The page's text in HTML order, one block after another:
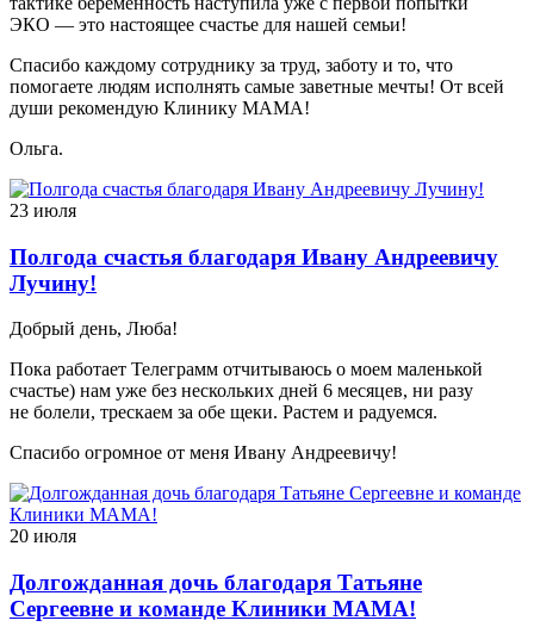
ЭКО — это настоящее счастье для нашей семьи!
Спасибо каждому сотруднику за труд, заботу и то, что
помогаете людям исполнять самые заветные мечты! От всей
души рекомендую Клинику МАМА!
Ольга.
23 июля
Полгода счастья благодаря Ивану Андреевичу
Лучину!
Добрый день, Люба!
Пока работает Телеграмм отчитываюсь о моем маленькой
счастье) нам уже без нескольких дней 6 месяцев, ни разу
не болели, трескаем за обе щеки. Растем и радуемся.
Спасибо огромное от меня Ивану Андреевичу!
20 июля
Долгожданная дочь благодаря Татьяне
Сергеевне и команде Клиники МАМА!